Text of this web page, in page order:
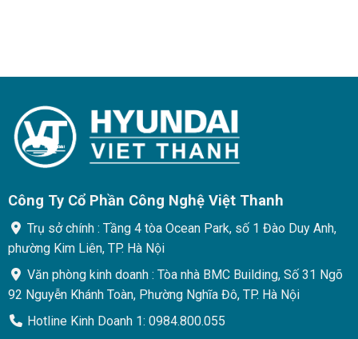
Công Ty Cổ Phần Công Nghệ Việt Thanh
Trụ sở chính : Tầng 4 tòa Ocean Park, số 1 Đào Duy Anh,
phường Kim Liên, TP. Hà Nội
Văn phòng kinh doanh : Tòa nhà BMC Building, Số 31 Ngõ
92 Nguyễn Khánh Toàn, Phường Nghĩa Đô, TP. Hà Nội
Hotline Kinh Doanh 1: 0984.800.055